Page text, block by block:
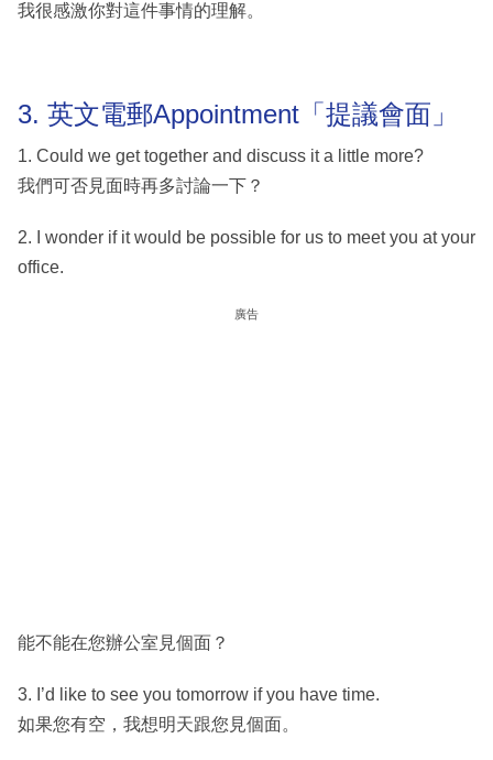
我很感激你對這件事情的理解。
3. 英文電郵Appointment「提議會面」
1. Could we get together and discuss it a little more?
我們可否見面時再多討論一下？
2. I wonder if it would be possible for us to meet you at your
office.
廣告
能不能在您辦公室見個面？
3. I’d like to see you tomorrow if you have time.
如果您有空，我想明天跟您見個面。